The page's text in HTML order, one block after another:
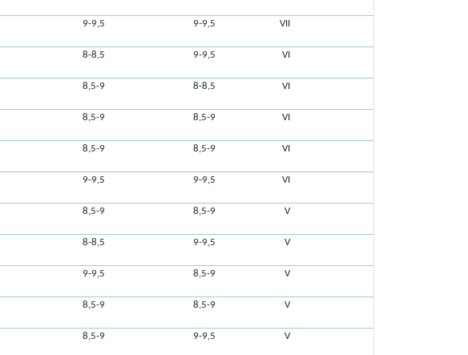
9-9,5 9-9,5 VII
8-8,5 9-9,5 VI
8,5-9 8-8,5 VI
8,5-9 8,5-9 VI
8,5-9 8,5-9 VI
9-9,5 9-9,5 VI
8,5-9 8,5-9 V
8-8,5 9-9,5 V
9-9,5 8,5-9 V
8,5-9 8,5-9 V
8,5-9 9-9,5 V